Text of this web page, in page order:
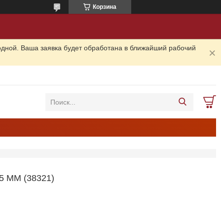
Корзина
Ваша заявка будет обработана в ближайший рабочий
ММ (38321)